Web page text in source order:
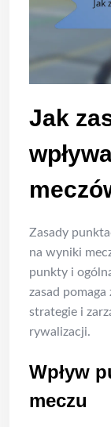
Jak
Zasady
na wyniki
punkty i
zasad
strategie i
rywalizacji.
Wpływ
meczu